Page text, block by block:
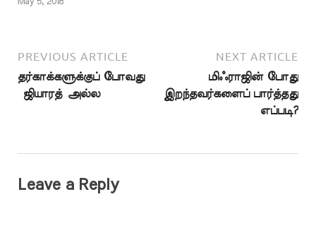
May 5, 2018
PREVIOUS ARTICLE
தர்காக்களுக்குப் போவது
ஜியாரத் அல்ல
NEXT ARTICLE
மிஃராஜின் போது
இறந்தவர்களைப் பார்த்தது
எப்படி?
Leave a Reply